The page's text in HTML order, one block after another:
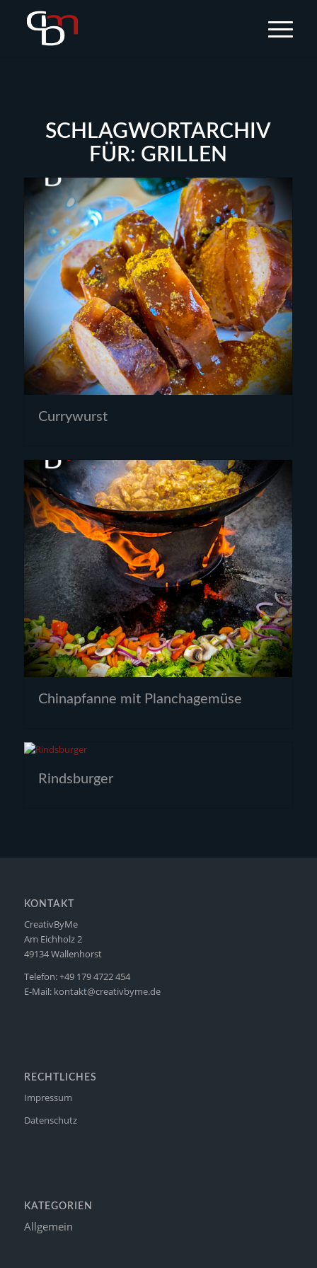
SCHLAGWORTARCHIV
FÜR: GRILLEN
Currywurst
Chinapfanne mit Planchagemüse
Rindsburger
KONTAKT
CreativByMe
Am Eichholz 2
49134 Wallenhorst
Telefon: +49 179 4722 454
E-Mail: kontakt@creativbyme.de
RECHTLICHES
Impressum
Datenschutz
KATEGORIEN
Allgemein